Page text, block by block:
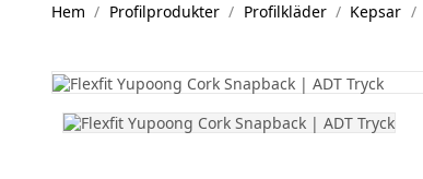
Hem Profilprodukter Profilkläder Kepsar